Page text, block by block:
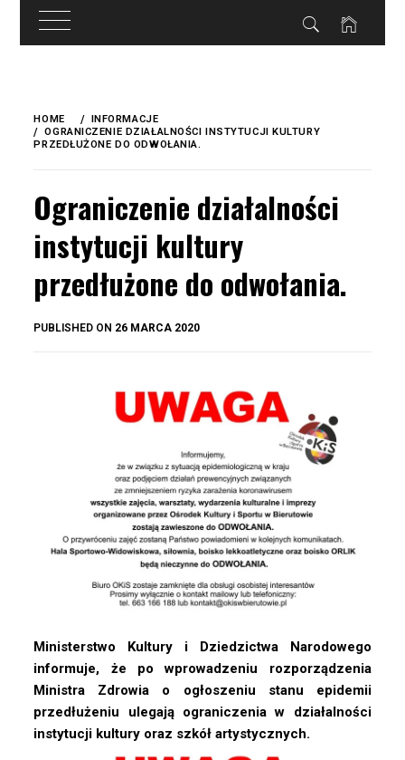
treści
content
HOME
INFORMACJE
OGRANICZENIE DZIAŁALNOŚCI INSTYTUCJI KULTURY
PRZEDŁUŻONE DO ODWOŁANIA.
Ograniczenie działalności
instytucji kultury
przedłużone do odwołania.
PUBLISHED ON 26 MARCA 2020
Ministerstwo Kultury i Dziedzictwa Narodowego
informuje, że po wprowadzeniu rozporządzenia
Ministra Zdrowia o ogłoszeniu stanu epidemii
przedłużeniu ulegają ograniczenia w działalności
instytucji kultury oraz szkół artystycznych.